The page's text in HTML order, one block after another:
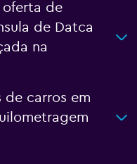
oferta de
de Datca
na
de carros em